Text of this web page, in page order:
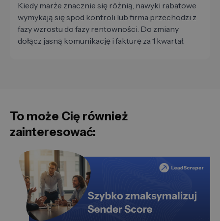
Kiedy marże znacznie się różnią, nawyki rabatowe
wymykają się spod kontroli lub firma przechodzi z
fazy wzrostu do fazy rentowności. Do zmiany
dołącz jasną komunikację i fakturę za 1 kwartał.
To może Cię również
zainteresować: